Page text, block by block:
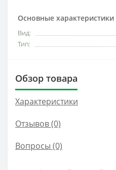
Основные характеристики
Вид:
Тип:
Обзор товара
Характеристики
Отзывов (0)
Вопросы (0)